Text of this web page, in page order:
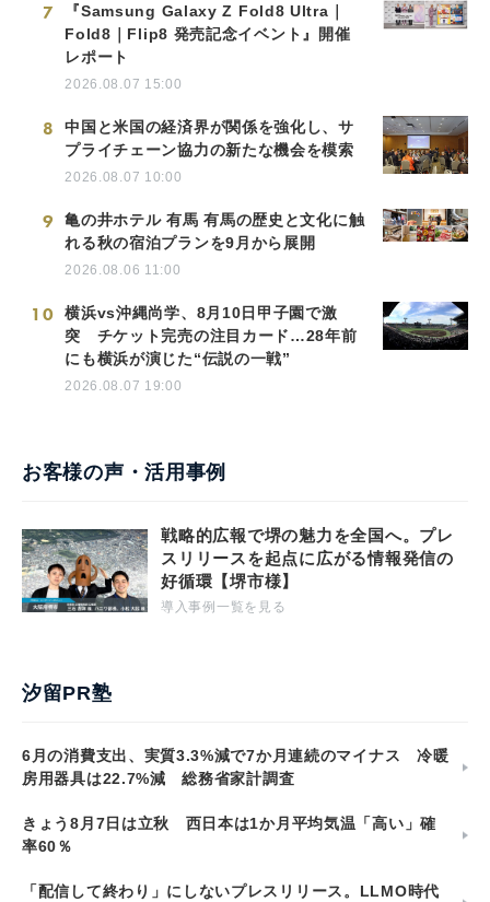
7
『Samsung Galaxy Z Fold8 Ultra｜
Fold8｜Flip8 発売記念イベント』開催
レポート
2026.08.07 15:00
8
中国と米国の経済界が関係を強化し、サ
プライチェーン協力の新たな機会を模索
2026.08.07 10:00
9
亀の井ホテル 有馬 有馬の歴史と文化に触
れる秋の宿泊プランを9月から展開
2026.08.06 11:00
10
横浜vs沖縄尚学、8月10日甲子園で激
突 チケット完売の注目カード…28年前
にも横浜が演じた“伝説の一戦”
2026.08.07 19:00
お客様の声・活用事例
戦略的広報で堺の魅力を全国へ。プレ
スリリースを起点に広がる情報発信の
好循環【堺市様】
導入事例一覧を見る
汐留PR塾
6月の消費支出、実質3.3%減で7か月連続のマイナス 冷暖
房用器具は22.7%減 総務省家計調査
きょう8月7日は立秋 西日本は1か月平均気温「高い」確
率60％
「配信して終わり」にしないプレスリリース。LLMO時代